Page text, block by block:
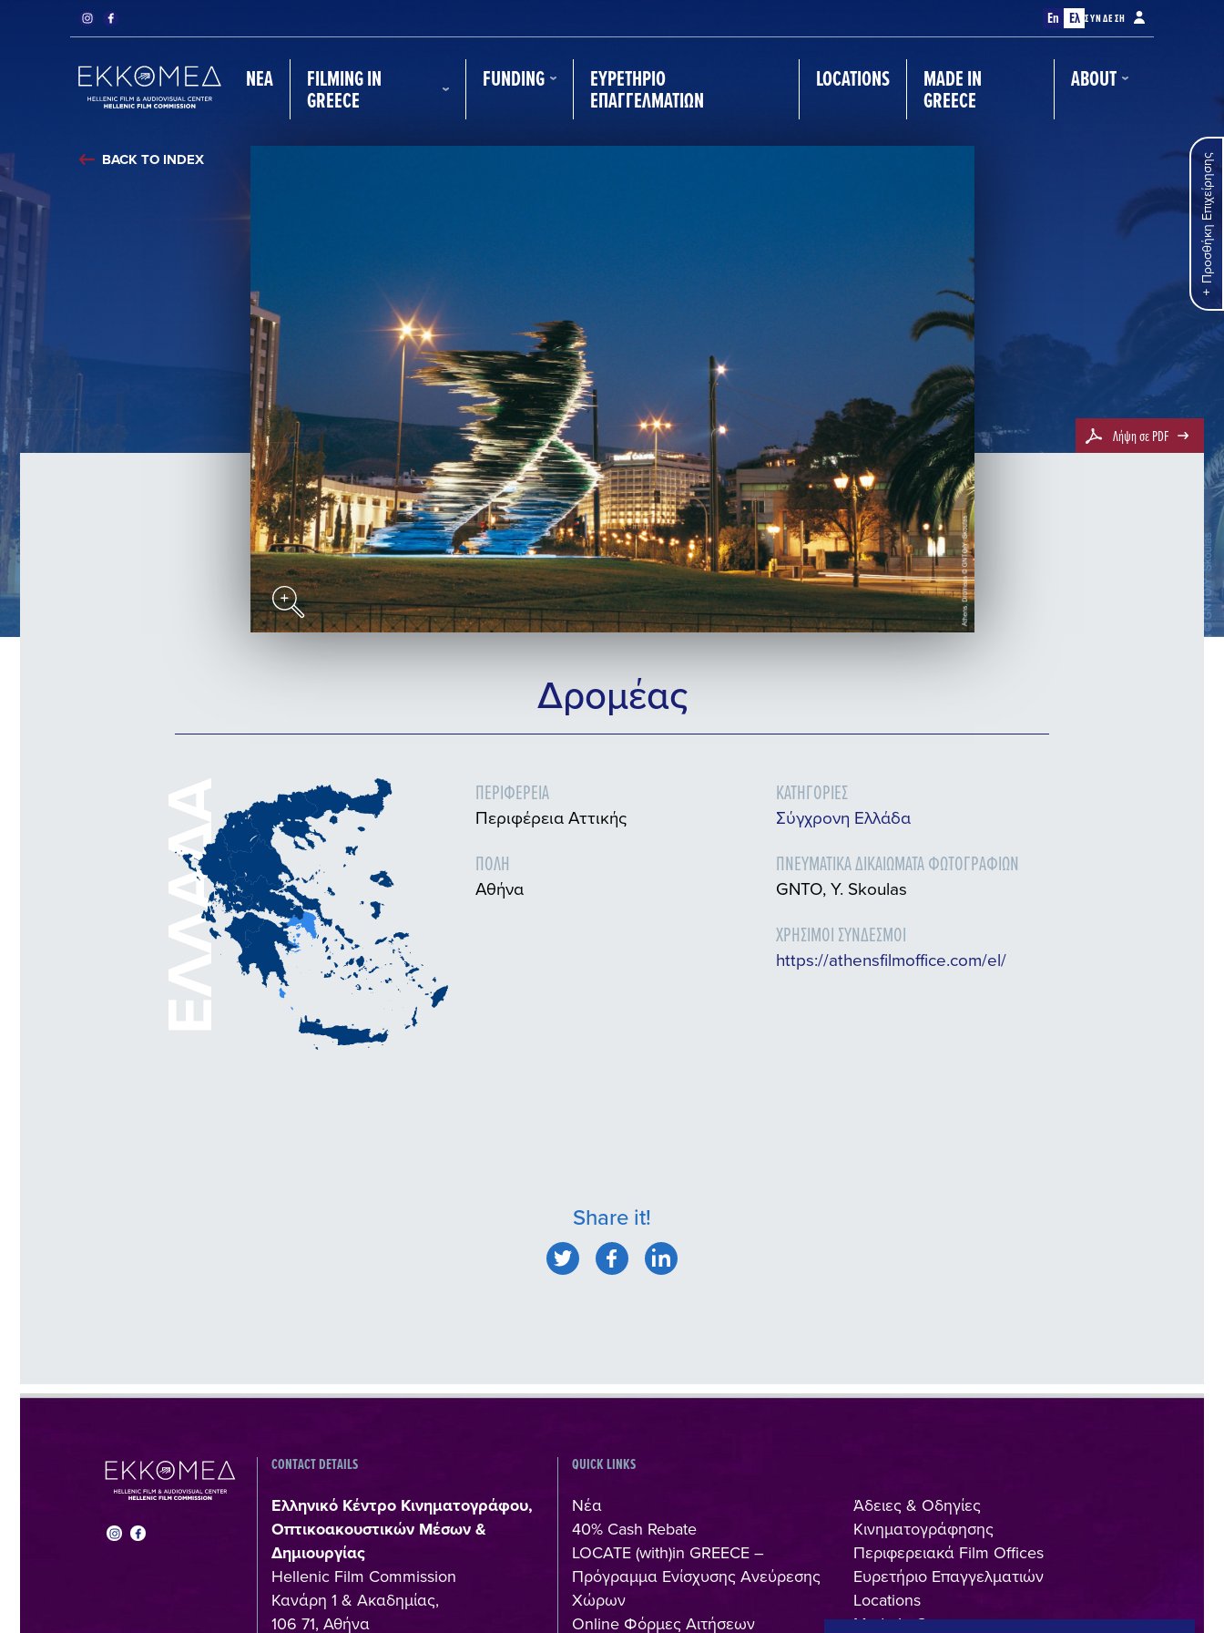
En Ελ ΣΎΝΔΕΣΗ
ΝΈΑ FILMING IN
GREECE
FUNDING ΕΥΡΕΤΉΡΙΟ
ΕΠΑΓΓΕΛΜΑΤΙΏΝ
LOCATIONS MADE IN
GREECE
ABOUT
Προσθήκη Επιχείρησης
BACK TO INDEX
Λήψη σε PDF
Δρομέας
ΕΛΛΆΔΑ ΠΕΡΙΦΈΡΕΙΑ
Περιφέρεια Αττικής
ΠΌΛΗ
Αθήνα
ΚΑΤΗΓΟΡΊΕΣ
Σύγχρονη Ελλάδα
ΠΝΕΥΜΑΤΙΚΆ ΔΙΚΑΙΏΜΑΤΑ ΦΩΤΟΓΡΑΦΙΏΝ
GNTO, Y. Skoulas
ΧΡΉΣΙΜΟΙ ΣΎΝΔΕΣΜΟΙ
https://athensfilmoffice.com/el/
Share it!
CONTACT DETAILS
Ελληνικό Κέντρο Κινηματογράφου,
Οπτικοακουστικών Μέσων &
Δημιουργίας
Hellenic Film Commission
Κανάρη 1 & Ακαδημίας,
106 71, Αθήνα
QUICK LINKS
Νέα
40% Cash Rebate
LOCATE (with)in GREECE –
Πρόγραμμα Ενίσχυσης Ανεύρεσης
Χώρων
Online Φόρμες Αιτήσεων
Άδειες & Οδηγίες
Κινηματογράφησης
Περιφερειακά Film Offices
Ευρετήριο Επαγγελματιών
Locations
Made In Greece